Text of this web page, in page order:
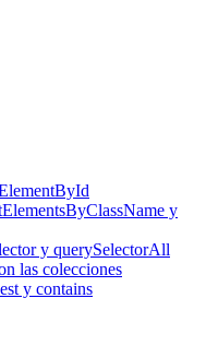
y
y querySelectorAll
las colecciones
y contains